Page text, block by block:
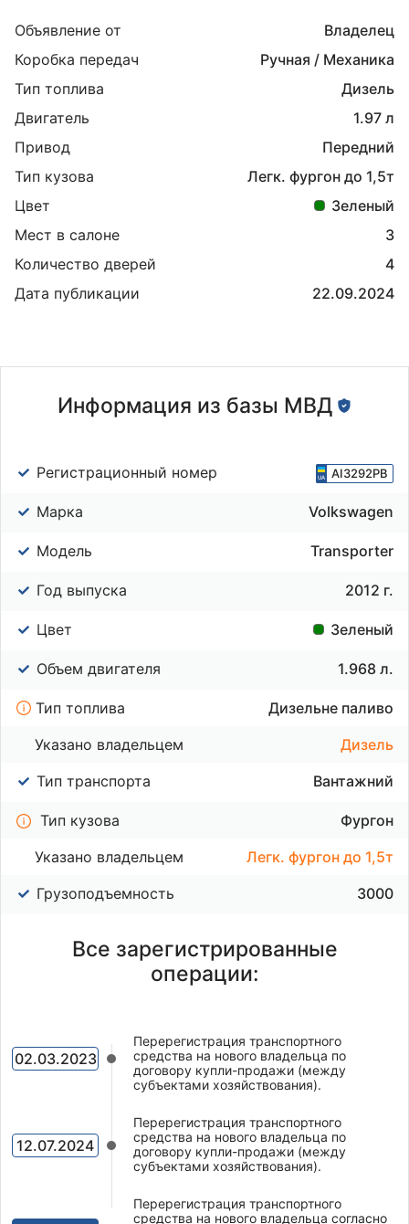
Объявление от
Владелец
Коробка передач
Ручная / Механика
Тип топлива
Дизель
Двигатель
1.97 л
Привод
Передний
Тип кузова
Легк. фургон до 1,5т
Цвет
Зеленый
Мест в салоне
3
Количество дверей
4
Дата публикации
22.09.2024
Информация из базы МВД
Регистрационный номер AI3292PB
Марка Volkswagen
Модель Transporter
Год выпуска 2012 г.
Цвет Зеленый
Объем двигателя 1.968 л.
Тип топлива
Дизельне паливо
Указано владельцем
Дизель
Тип транспорта
Вантажний
Тип кузова
Фургон
Указано владельцем
Легк. фургон до 1,5т
Грузоподъемность
3000
Все зарегистрированные
операции:
02.03.2023
Перерегистрация транспортного
средства на нового владельца по
договору купли-продажи (между
субъектами хозяйствования).
12.07.2024
Перерегистрация транспортного
средства на нового владельца по
договору купли-продажи (между
субъектами хозяйствования).
Перерегистрация транспортного
средства на нового владельца согласно